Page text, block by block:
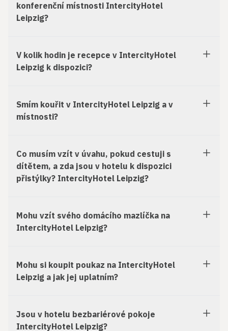
konferenční místnosti IntercityHotel
Leipzig?
V kolik hodin je recepce v IntercityHotel
Leipzig k dispozici?
Smím kouřit v IntercityHotel Leipzig a v
místnosti?
Co musím vzít v úvahu, pokud cestuji s
dítětem, a zda jsou v hotelu k dispozici
přistýlky? IntercityHotel Leipzig?
Mohu vzít svého domácího mazlíčka na
IntercityHotel Leipzig?
Mohu si koupit poukaz na IntercityHotel
Leipzig a jak jej uplatním?
Jsou v hotelu bezbariérové pokoje
IntercityHotel Leipzig?